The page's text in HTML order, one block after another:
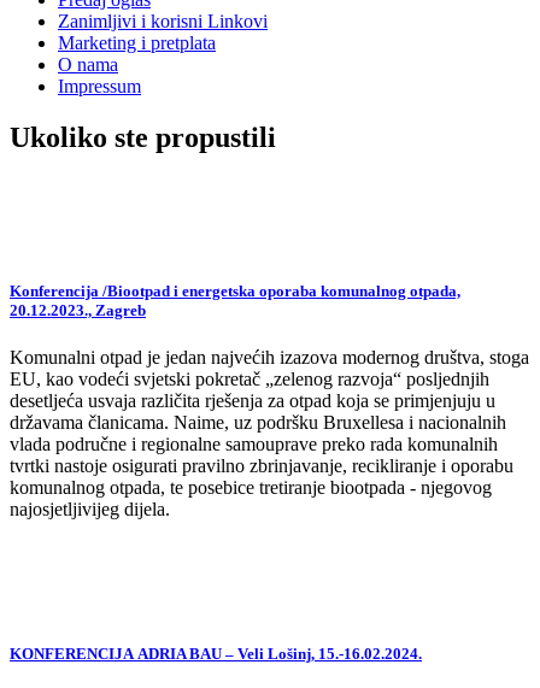
Zanimljivi i korisni Linkovi
Marketing i pretplata
O nama
Impressum
Ukoliko ste propustili
Konferencija /Biootpad i energetska oporaba komunalnog otpada,
20.12.2023., Zagreb
Komunalni otpad je jedan najvećih izazova modernog društva, stoga
EU, kao vodeći svjetski pokretač „zelenog razvoja“ posljednjih
desetljeća usvaja različita rješenja za otpad koja se primjenjuju u
državama članicama. Naime, uz podršku Bruxellesa i nacionalnih
vlada područne i regionalne samouprave preko rada komunalnih
tvrtki nastoje osigurati pravilno zbrinjavanje, recikliranje i oporabu
komunalnog otpada, te posebice tretiranje biootpada - njegovog
najosjetljivijeg dijela.
KONFERENCIJA ADRIA BAU – Veli Lošinj, 15.-16.02.2024.